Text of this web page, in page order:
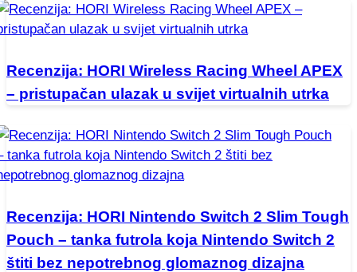
Recenzija: HORI Wireless Racing Wheel APEX
– pristupačan ulazak u svijet virtualnih utrka
Recenzija: HORI Nintendo Switch 2 Slim Tough
Pouch – tanka futrola koja Nintendo Switch 2
štiti bez nepotrebnog glomaznog dizajna